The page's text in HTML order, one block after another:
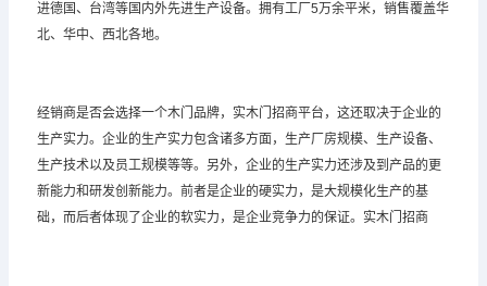
进德国、台湾等国内外先进生产设备。拥有工厂5万余平米，销售覆盖华
北、华中、西北各地。
经销商是否会选择一个木门品牌，实木门招商平台，这还取决于企业的
生产实力。企业的生产实力包含诸多方面，生产厂房规模、生产设备、
生产技术以及员工规模等等。另外，企业的生产实力还涉及到产品的更
新能力和研发创新能力。前者是企业的硬实力，是大规模化生产的基
础，而后者体现了企业的软实力，是企业竞争力的保证。实木门招商